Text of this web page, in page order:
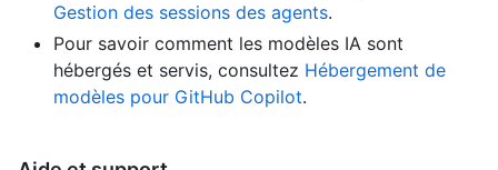
Gestion des sessions des agents.
Pour savoir comment les modèles IA sont
hébergés et servis, consultez Hébergement de
modèles pour GitHub Copilot.